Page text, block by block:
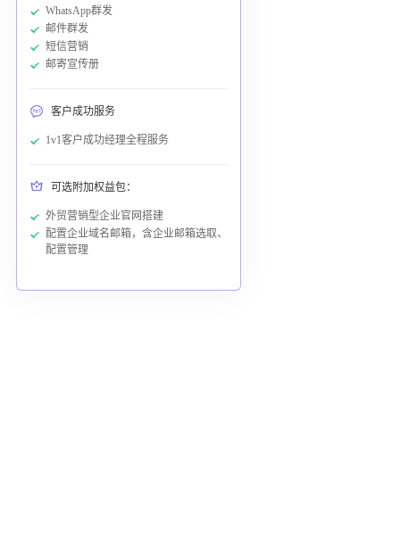
WhatsApp群发
邮件群发
短信营销
邮寄宣传册
客户成功服务
1v1客户成功经理全程服务
可选附加权益包：
外贸营销型企业官网搭建
配置企业域名邮箱，含企业邮箱选取、
配置管理